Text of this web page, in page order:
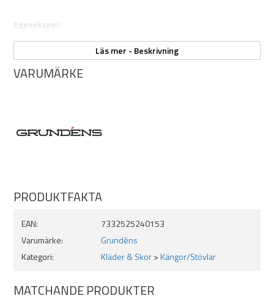
Egenskaper:
En yttersula i gummi med räfflor säkerställer överlägset grepp
på alla ytor.
Se storlek samt innersulans mått
Läs mer - Beskrivning
VARUMÄRKE
PRODUKTFAKTA
EAN:
7332525240153
Varumärke:
Grundéns
Kategori:
Kläder & Skor>Kängor/Stövlar
MATCHANDE PRODUKTER